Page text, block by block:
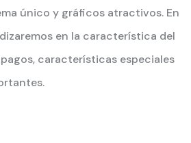
único y gráficos atractivos. En
en la característica del
características especiales